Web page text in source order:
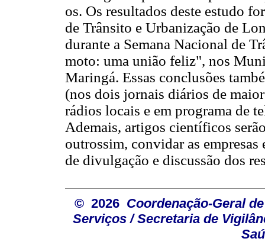
os. Os resultados deste estudo
de Trânsito e Urbanização de
durante a Semana Nacional de
moto: uma união feliz", nos
Maringá. Essas conclusões
(nos dois jornais diários de
rádios locais e em programa de
Ademais, artigos científicos
outrossim, convidar as empresas
de divulgação e discussão dos
© 2026 Coordenação-Geral
Serviços / Secretaria de